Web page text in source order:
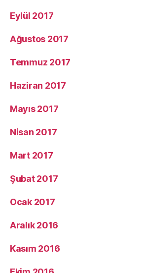
Eylül 2017
Ağustos 2017
Temmuz 2017
Haziran 2017
Mayıs 2017
Nisan 2017
Mart 2017
Şubat 2017
Ocak 2017
Aralık 2016
Kasım 2016